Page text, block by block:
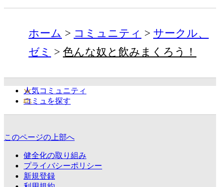
ホーム コミュニティ
サークル、
ゼミ
色んな奴と飲みまくろう！
人気コミュニティ
コミュを探す
このページの上部へ
健全化の取り組み
プライバシーポリシー
新規登録